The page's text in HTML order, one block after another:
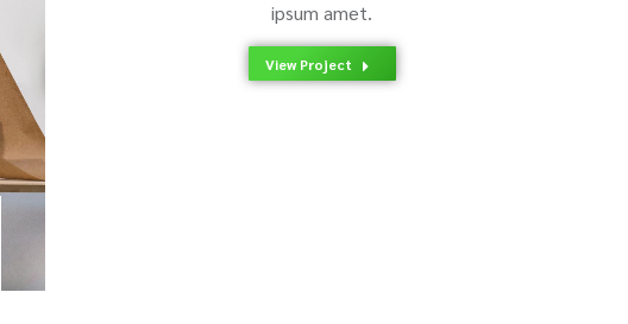
ipsum amet.
View Project